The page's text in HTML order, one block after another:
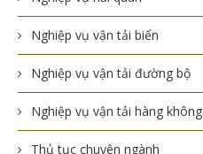
Nghiệp vụ vận tải biển
Nghiệp vụ vận tải đường bộ
Nghiệp vụ vận tải hàng không
Thủ tục chuyên ngành